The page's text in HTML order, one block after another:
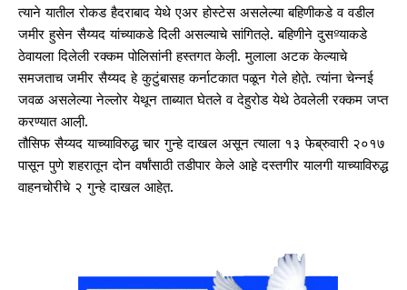
त्याने यातील रोकड हैदराबाद येथे एअर होस्टेस असलेल्या बहिणीकडे व वडील
जमीर हुसेन सैय्यद यांच्याकडे दिली असल्याचे सांगितले़. बहिणीने दुसºयाकडे
ठेवायला दिलेली रक्कम पोलिसांनी हस्तगत केली़. मुलाला अटक केल्याचे
समजताच जमीर सैय्यद हे कुटुंबासह कर्नाटकात पळून गेले होते़. त्यांना चेन्नई
जवळ असलेल्या नेल्लोर येथून ताब्यात घेतले व देहुरोड येथे ठेवलेली रक्कम जप्त
करण्यात आली़.
तौसिफ सैय्यद याच्याविरुद्ध चार गुन्हे दाखल असून त्याला १३ फेब्रुवारी २०१७
पासून पुणे शहरातून दोन वर्षांसाठी तडीपार केले आहे़ दस्तगीर यालगी याच्याविरुद्ध
वाहनचोरीचे २ गुन्हे दाखल आहेत़.